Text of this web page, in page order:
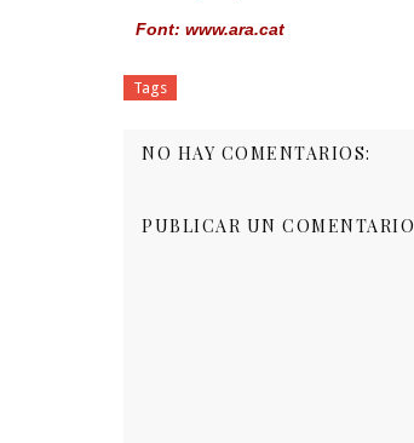
Font: www.ara.cat
Tags
NO HAY COMENTARIOS:
PUBLICAR UN COMENTARIO